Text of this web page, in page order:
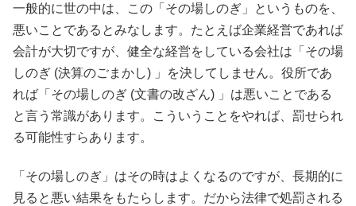
一般的に世の中は、この「その場しのぎ」というものを、
悪いことであるとみなします。たとえば企業経営であれば
会計が大切ですが、健全な経営をしている会社は「その場
しのぎ (決算のごまかし) 」を決してしません。役所であ
れば「その場しのぎ (文書の改ざん) 」は悪いことである
と言う常識があります。こういうことをやれば、罰せられ
る可能性すらあります。
「その場しのぎ」はその時はよくなるのですが、長期的に
見ると悪い結果をもたらします。だから法律で処罰される